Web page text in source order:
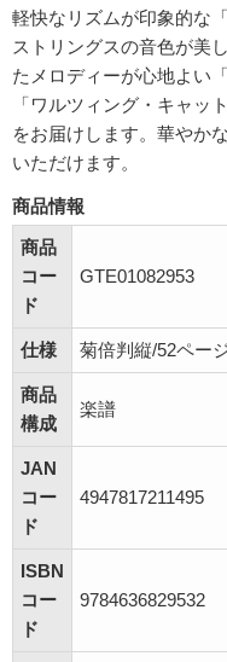
軽快なリズムが印象的な
ストリングスの音色が美
たメロディーが心地よい
「ワルツィング・キャッ
をお届けします。華やか
いただけます。
商品情報
商品
コー
ド
GTE01082953
仕様 菊倍判縦/52ペー
商品
構成
楽譜
JAN
コー
ド
4947817211495
ISBN
コー
ド
9784636829532